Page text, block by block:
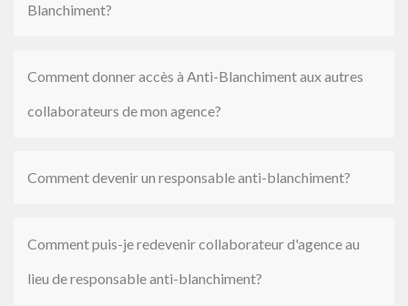
Blanchiment?
Comment donner accès à Anti-Blanchiment aux autres
collaborateurs de mon agence?
Comment devenir un responsable anti-blanchiment?
Comment puis-je redevenir collaborateur d'agence au
lieu de responsable anti-blanchiment?